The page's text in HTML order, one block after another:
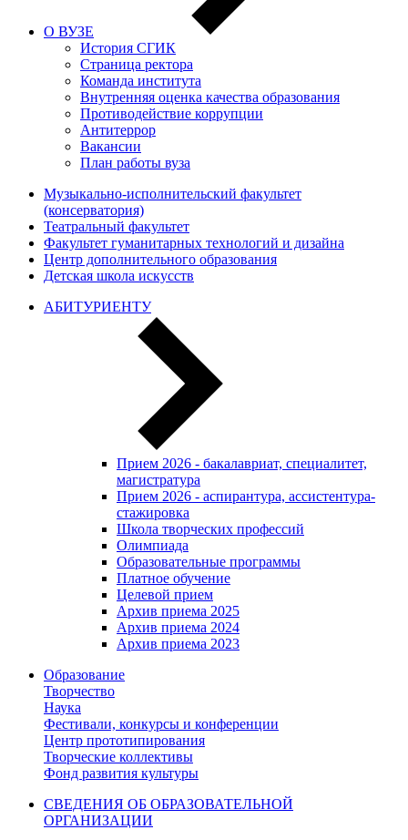
О ВУЗЕ
История СГИК
Страница ректора
Команда института
Внутренняя оценка качества образования
Противодействие коррупции
Антитеррор
Вакансии
План работы вуза
Музыкально-исполнительский факультет
(консерватория)
Театральный факультет
Факультет гуманитарных технологий и дизайна
Центр дополнительного образования
Детская школа искусств
АБИТУРИЕНТУ
Прием 2026 - бакалавриат, специалитет,
магистратура
Прием 2026 - аспирантура, ассистентура-
стажировка
Школа творческих профессий
Олимпиада
Образовательные программы
Платное обучение
Целевой прием
Архив приема 2025
Архив приема 2024
Архив приема 2023
Образование
Творчество
Наука
Фестивали, конкурсы и конференции
Центр прототипирования
Творческие коллективы
Фонд развития культуры
СВЕДЕНИЯ ОБ ОБРАЗОВАТЕЛЬНОЙ
ОРГАНИЗАЦИИ